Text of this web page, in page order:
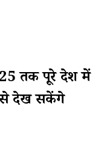
तक पूरे देश में
से देख सकेंगे